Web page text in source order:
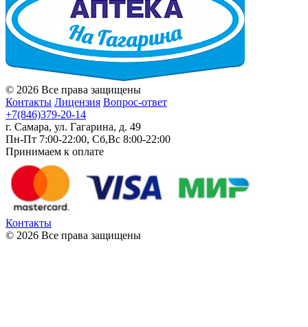
© 2026 Все права защищены
Контакты Лицензия Вопрос-ответ
+7(846)379-20-14
г. Самара, ул. Гагарина, д. 49
Пн-Пт 7:00-22:00, Сб,Вс 8:00-22:00
Принимаем к оплате
Контакты
© 2026 Все права защищены